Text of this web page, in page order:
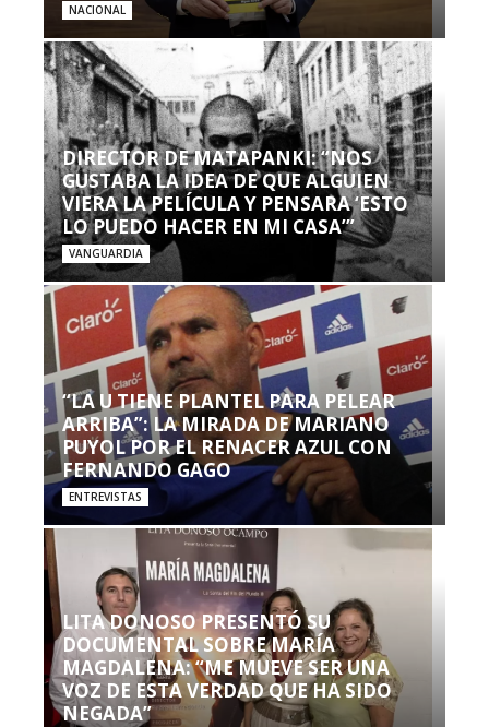
NACIONAL
DIRECTOR DE MATAPANKI: “NOS
GUSTABA LA IDEA DE QUE ALGUIEN
VIERA LA PELÍCULA Y PENSARA ‘ESTO
LO PUEDO HACER EN MI CASA’”
VANGUARDIA
“LA U TIENE PLANTEL PARA PELEAR
ARRIBA”: LA MIRADA DE MARIANO
PUYOL POR EL RENACER AZUL CON
FERNANDO GAGO
ENTREVISTAS
LITA DONOSO PRESENTÓ SU
DOCUMENTAL SOBRE MARÍA
MAGDALENA: “ME MUEVE SER UNA
VOZ DE ESTA VERDAD QUE HA SIDO
NEGADA”